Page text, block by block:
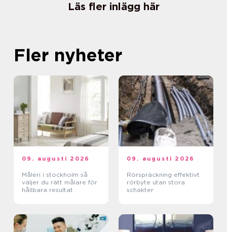
Läs fler inlägg här
Fler nyheter
09. augusti 2026
Måleri i stockholm så
väljer du rätt målare för
hållbara resultat
09. augusti 2026
Rörspräckning effektivt
rörbyte utan stora
schakter